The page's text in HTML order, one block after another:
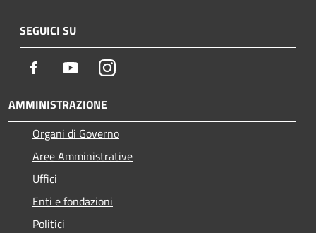
SEGUICI SU
Facebook YoutubeInstagram
AMMINISTRAZIONE
Organi di Governo
Aree Amministrative
Uffici
Enti e fondazioni
Politici